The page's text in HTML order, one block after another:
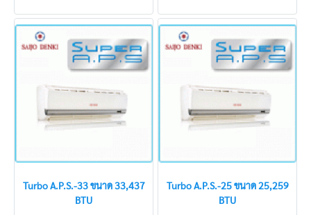
Turbo A.P.S.-33 ขนาด 33,437
BTU
Turbo A.P.S.-25 ขนาด 25,259
BTU